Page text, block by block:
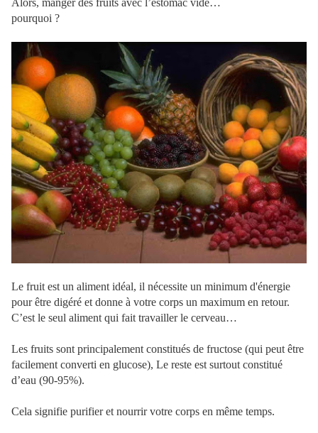
Alors, manger des fruits avec l’estomac vide…
pourquoi ?
Le fruit est un aliment idéal, il nécessite un minimum d'énergie
pour être digéré et donne à votre corps un maximum en retour.
C’est le seul aliment qui fait travailler le cerveau…
Les fruits sont principalement constitués de fructose (qui peut être
facilement converti en glucose), Le reste est surtout constitué
d’eau (90-95%).
Cela signifie purifier et nourrir votre corps en même temps.